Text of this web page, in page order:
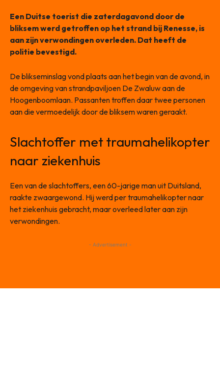
Een Duitse toerist die zaterdagavond door de
bliksem werd getroffen op het strand bij Renesse, is
aan zijn verwondingen overleden. Dat heeft de
politie bevestigd.
De blikseminslag vond plaats aan het begin van de avond, in
de omgeving van strandpaviljoen De Zwaluw aan de
Hoogenboomlaan. Passanten troffen daar twee personen
aan die vermoedelijk door de bliksem waren geraakt.
Slachtoffer met traumahelikopter
naar ziekenhuis
Een van de slachtoffers, een 60-jarige man uit Duitsland,
raakte zwaargewond. Hij werd per traumahelikopter naar
het ziekenhuis gebracht, maar overleed later aan zijn
verwondingen.
- Advertisement -